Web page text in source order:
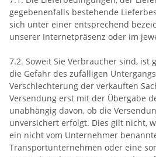
gegebenenfalls bestehende
sich unter einer entsprechend
unserer Internetpräsenz oder im
7.2. Soweit Sie Verbraucher sind, ist
die Gefahr des zufälligen
Verschlechterung der verkauften
Versendung erst mit der Übergabe
unabhängig davon, ob die
unversichert erfolgt. Dies gilt nicht,
ein nicht vom Unternehmer
Transportunternehmen oder eine